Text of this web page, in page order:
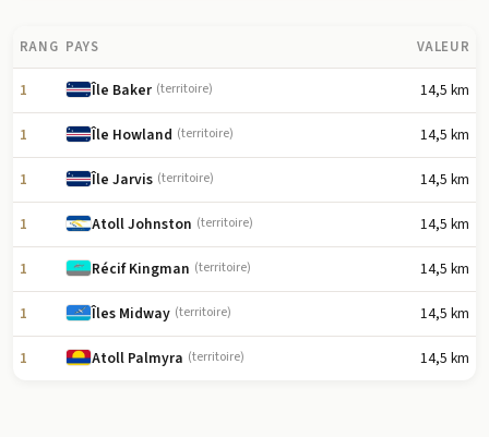
RANG PAYS VALEUR
1 Île Baker (territoire) 14,5 km
1 Île Howland (territoire) 14,5 km
1 Île Jarvis (territoire) 14,5 km
1 Atoll Johnston (territoire) 14,5 km
1 Récif Kingman (territoire) 14,5 km
1 Îles Midway (territoire) 14,5 km
1 Atoll Palmyra (territoire) 14,5 km